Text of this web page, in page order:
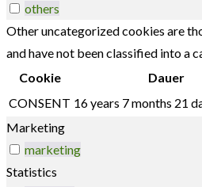
others
Other uncategorized cookies are
and have not been classified into a
Cookie
Dauer
CONSENT 16 years 7 months 21
Marketing
marketing
Statistics